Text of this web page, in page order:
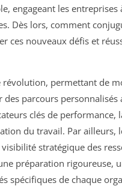
engageant les
Dès lors, comment
nouveaux défis et
permettant de
parcours
clés de performance,
du travail. Par ailleurs,
stratégique des
préparation rigoureuse,
spécifiques de chaque